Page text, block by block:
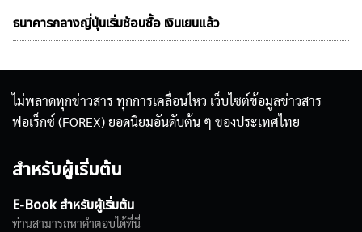
ธนาคารกลางญี่ปุ่นเริ่มช้อนซื้อ เงินเยนแล้ว
ไม่พลาดทุกข่าวสาร ทุกการเคลื่อนไหว เว็บไซต์ข้อมูลข่าวสาร
ฟอเร็กซ์ (FOREX) ยอดนิยมอันดับต้น ๆ ของประเทศไทย
สำหรับผู้เริ่มต้น
E-Book สำหรับผู้เริ่มต้น
ท่านสามารถหาคำตอบได้ที่นี่